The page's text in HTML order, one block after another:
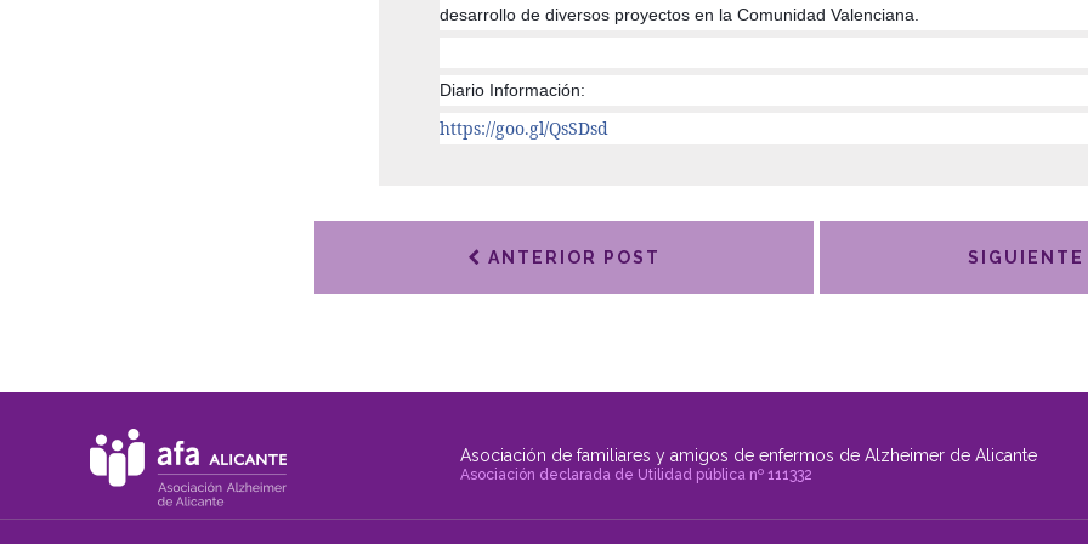
desarrollo de diversos proyectos en la Comunidad Valenciana.
Diario Información:
https://goo.gl/QsSDsd
ANTERIOR POST
Asociación de familiares y amigos de enfermos de Alzheimer de Alicante
Asociación declarada de Utilidad pública nº 111332